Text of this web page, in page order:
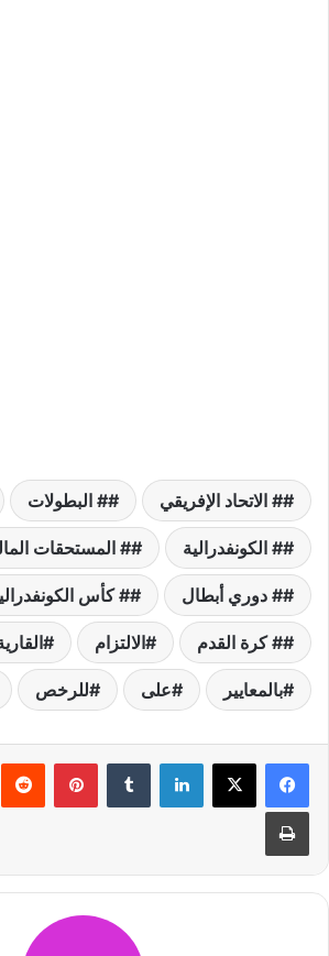
# الاتحاد الإفريقي # البطولات
# الكونفدرالية # المستحقات
# دوري أبطال # كأس
# كرة القدم الالتزام
بالمعايير على للرخص
لينكدإن بينتيريست
طباعة